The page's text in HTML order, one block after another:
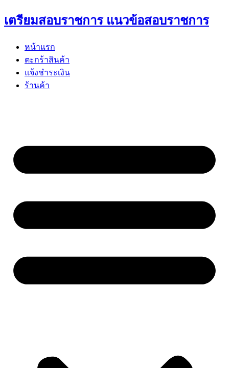
Skip
to
เตรียมสอบราชการ แนวข้อสอบราชการ
หน้าแรก
ตะกร้าสินค้า
แจ้งชำระเงิน
ร้านค้า